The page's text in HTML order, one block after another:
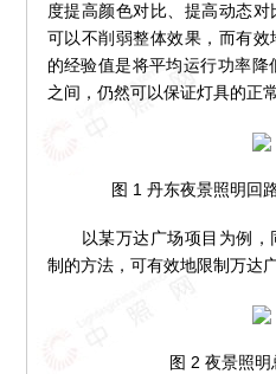
度提高颜色对比、提高动态
可以不削弱整体效果，而有
的经验值是将平均运行功率
之间，仍然可以保证灯具的正
图 1 丹东夜景照明回路
以某万达广场项目为例，
制的方法，可有效地限制万达
图 2 夜景照明